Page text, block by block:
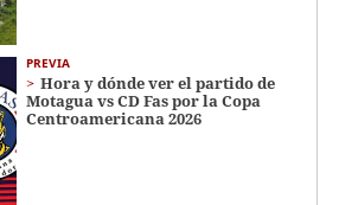
PREVIA
Hora y dónde ver el partido de
Motagua vs CD Fas por la Copa
Centroamericana 2026